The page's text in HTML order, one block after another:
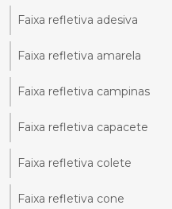
Faixa refletiva adesiva
Faixa refletiva amarela
Faixa refletiva campinas
Faixa refletiva capacete
Faixa refletiva colete
Faixa refletiva cone